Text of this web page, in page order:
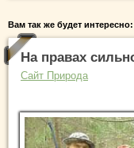
Вам так же будет интересно:
На правах
Сайт Природа